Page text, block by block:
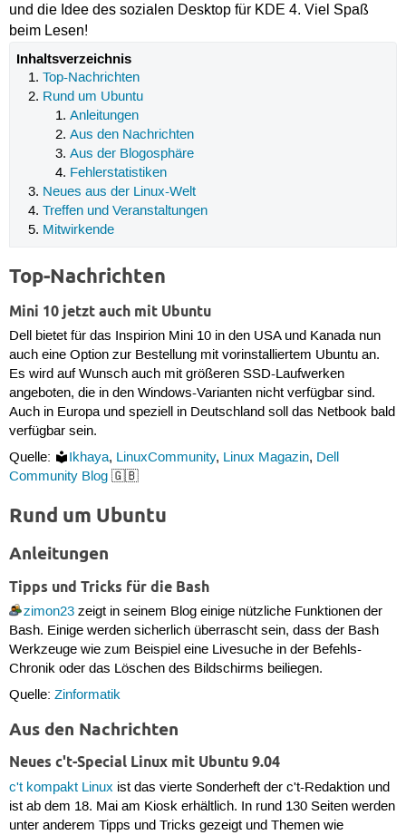
und die Idee des sozialen Desktop für KDE 4. Viel Spaß
beim Lesen!
Inhaltsverzeichnis
Top-Nachrichten
Rund um Ubuntu
Anleitungen
Aus den Nachrichten
Aus der Blogosphäre
Fehlerstatistiken
Neues aus der Linux-Welt
Treffen und Veranstaltungen
Mitwirkende
Top-Nachrichten
Mini 10 jetzt auch mit Ubuntu
Dell bietet für das Inspirion Mini 10 in den USA und Kanada nun
auch eine Option zur Bestellung mit vorinstalliertem Ubuntu an.
Es wird auf Wunsch auch mit größeren SSD-Laufwerken
angeboten, die in den Windows-Varianten nicht verfügbar sind.
Auch in Europa und speziell in Deutschland soll das Netbook bald
verfügbar sein.
Quelle:
Ikhaya, LinuxCommunity, Linux Magazin, Dell
Community Blog🇬🇧
Rund um Ubuntu
Anleitungen
Tipps und Tricks für die Bash
zimon23zeigt in seinem Blog einige nützliche Funktionen der
Bash. Einige werden sicherlich überrascht sein, dass der Bash
Werkzeuge wie zum Beispiel eine Livesuche in der Befehls-
Chronik oder das Löschen des Bildschirms beiliegen.
Quelle: Zinformatik
Aus den Nachrichten
Neues c't-Special Linux mit Ubuntu 9.04
c't kompakt Linux ist das vierte Sonderheft der c't-Redaktion und
ist ab dem 18. Mai am Kiosk erhältlich. In rund 130 Seiten werden
unter anderem Tipps und Tricks gezeigt und Themen wie